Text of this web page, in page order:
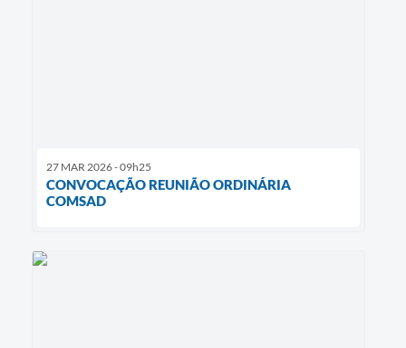
27 MAR 2026 - 09h25
CONVOCAÇÃO REUNIÃO ORDINÁRIA
COMSAD